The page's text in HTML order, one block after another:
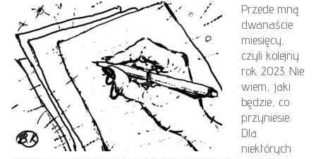
Przede mną
dwanaście
miesięcy,
czyli kolejny
rok. 2023. Nie
wiem, jaki
będzie, co
przyniesie.
Dla
niektórych